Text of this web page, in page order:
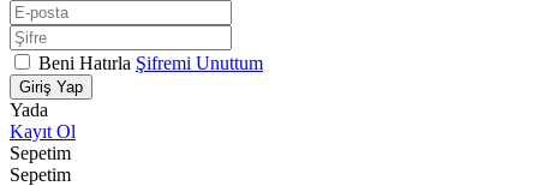
Beni Hatırla Şifremi Unuttum
Giriş Yap
Yada
Kayıt Ol
Sepetim
Sepetim